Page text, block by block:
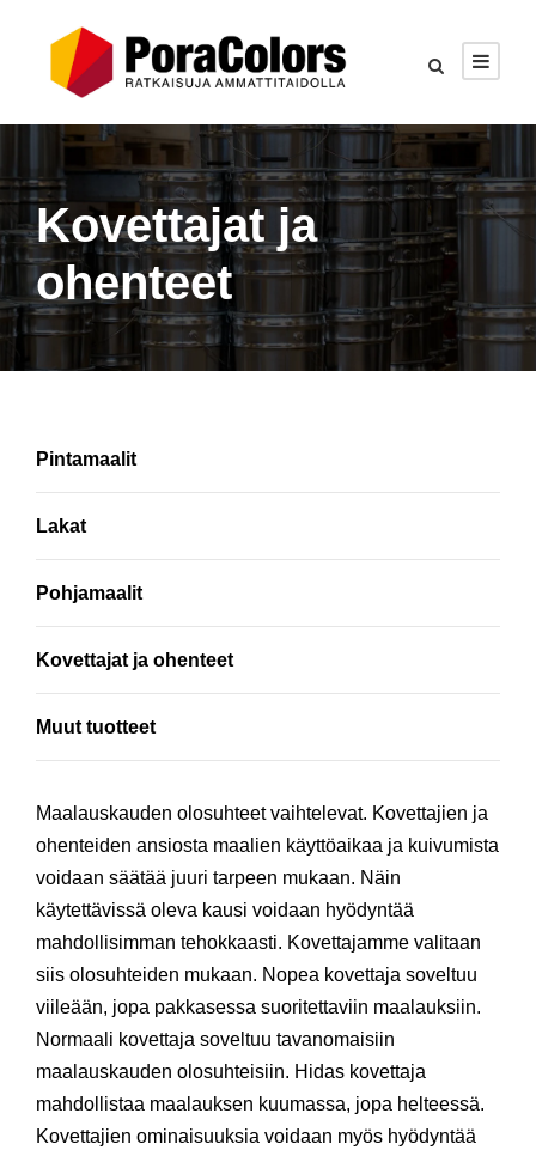
Kovettajat ja
ohenteet
Pintamaalit
Lakat
Pohjamaalit
Kovettajat ja ohenteet
Muut tuotteet
Maalauskauden olosuhteet vaihtelevat. Kovettajien ja
ohenteiden ansiosta maalien käyttöaikaa ja kuivumista
voidaan säätää juuri tarpeen mukaan. Näin
käytettävissä oleva kausi voidaan hyödyntää
mahdollisimman tehokkaasti. Kovettajamme valitaan
siis olosuhteiden mukaan. Nopea kovettaja soveltuu
viileään, jopa pakkasessa suoritettaviin maalauksiin.
Normaali kovettaja soveltuu tavanomaisiin
maalauskauden olosuhteisiin. Hidas kovettaja
mahdollistaa maalauksen kuumassa, jopa helteessä.
Kovettajien ominaisuuksia voidaan myös hyödyntää